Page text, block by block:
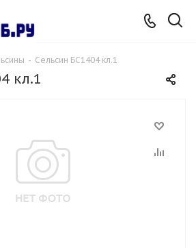
- Сельсин БС1404 кл.1
кл.1